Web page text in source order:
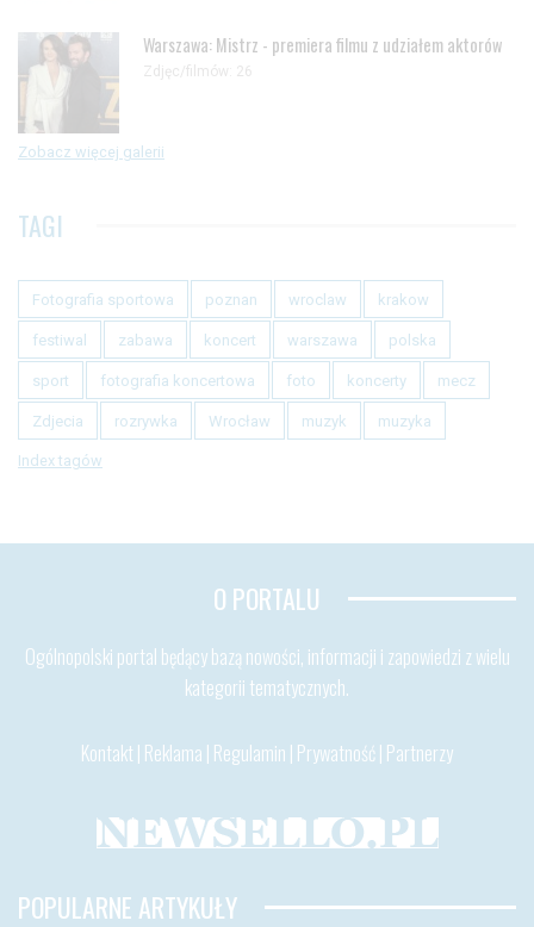
Warszawa: Mistrz - premiera filmu z udziałem aktorów
Zdjęc/filmów: 26
Zobacz więcej galerii
TAGI
Fotografia sportowa poznan wroclaw krakow
festiwal zabawa koncert warszawa polska
sport fotografia koncertowa foto koncerty mecz
Zdjecia rozrywka Wrocław muzyk muzyka
Index tagów
O PORTALU
Ogólnopolski portal będący bazą nowości, informacji i zapowiedzi z wielu
kategorii tematycznych.
Kontakt | Reklama | Regulamin | Prywatność| Partnerzy
POPULARNE ARTYKUŁY